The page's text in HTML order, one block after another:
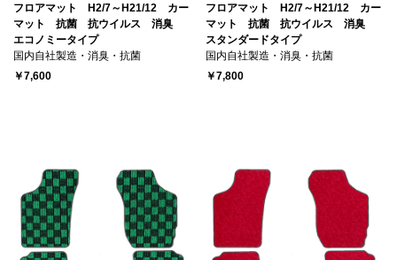
フロアマット H2/7～H21/12 カー
マット 抗菌 抗ウイルス 消臭
エコノミータイプ
国内自社製造・消臭・抗菌
￥7,600
フロアマット H2/7～H21/12 カー
マット 抗菌 抗ウイルス 消臭
スタンダードタイプ
国内自社製造・消臭・抗菌
￥7,800